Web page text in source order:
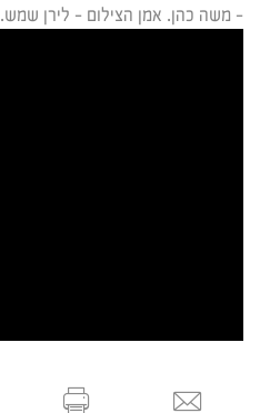
– משה כהן. אמן הצילום – לירן שמש.